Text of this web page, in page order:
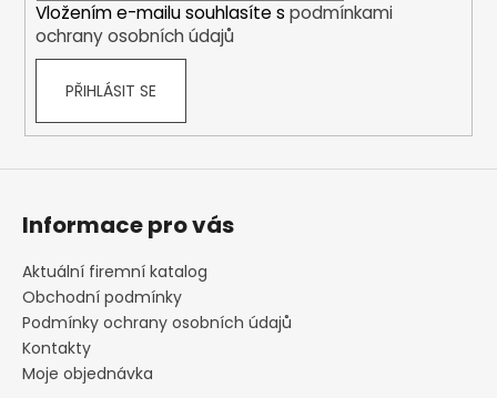
Vložením e-mailu souhlasíte s podmínkami
ochrany osobních údajů
PŘIHLÁSIT SE
Informace pro vás
Aktuální firemní katalog
Obchodní podmínky
Podmínky ochrany osobních údajů
Kontakty
Moje objednávka